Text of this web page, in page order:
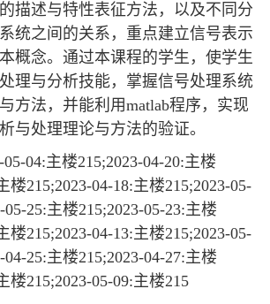
描述与特性表征方法，以及不同分
统之间的关系，重点建立信号表示
概念。通过本课程的学生，使学生
理与分析技能，掌握信号处理系统
方法，并能利用matlab程序，实现
与处理理论与方法的验证。
04:主楼215;2023-04-20:主楼
楼215;2023-04-18:主楼215;2023-05-
05-25:主楼215;2023-05-23:主楼
楼215;2023-04-13:主楼215;2023-05-
04-25:主楼215;2023-04-27:主楼
楼215;2023-05-09:主楼215